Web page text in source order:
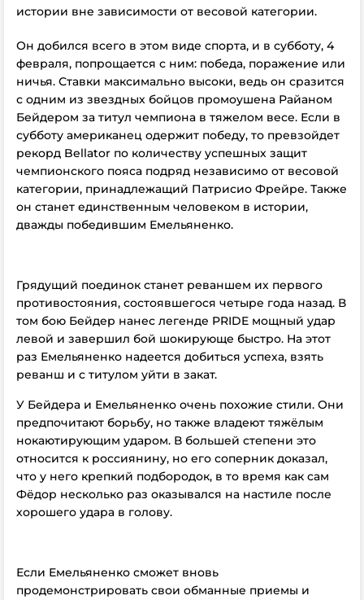
истории вне зависимости от весовой категории.
Он добился всего в этом виде спорта, и в субботу, 4
февраля, попрощается с ним: победа, поражение или
ничья. Ставки максимально высоки, ведь он сразится
с одним из звездных бойцов промоушена Райаном
Бейдером за титул чемпиона в тяжелом весе. Если в
субботу американец одержит победу, то превзойдет
рекорд Bellator по количеству успешных защит
чемпионского пояса подряд независимо от весовой
категории, принадлежащий Патрисио Фрейре. Также
он станет единственным человеком в истории,
дважды победившим Емельяненко.
Грядущий поединок станет реваншем их первого
противостояния, состоявшегося четыре года назад. В
том бою Бейдер нанес легенде PRIDE мощный удар
левой и завершил бой шокирующе быстро. На этот
раз Емельяненко надеется добиться успеха, взять
реванш и с титулом уйти в закат.
У Бейдера и Емельяненко очень похожие стили. Они
предпочитают борьбу, но также владеют тяжёлым
нокаютирующим ударом. В большей степени это
относится к россиянину, но его соперник доказал,
что у него крепкий подбородок, в то время как сам
Фёдор несколько раз оказывался на настиле после
хорошего удара в голову.
Если Емельяненко сможет вновь
продемонстрировать свои обманные приемы и